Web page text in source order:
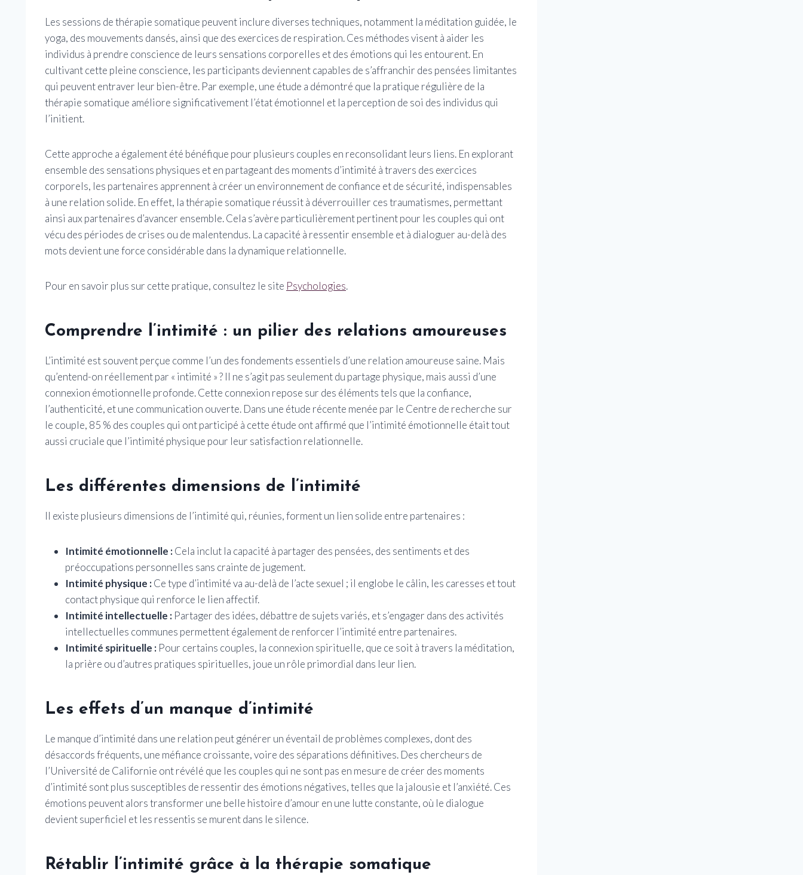
Les sessions de thérapie somatique peuvent inclure diverses techniques, notamment la méditation guidée, le
yoga, des mouvements dansés, ainsi que des exercices de respiration. Ces méthodes visent à aider les
individus à prendre conscience de leurs sensations corporelles et des émotions qui les entourent. En
cultivant cette pleine conscience, les participants deviennent capables de s’affranchir des pensées limitantes
qui peuvent entraver leur bien-être. Par exemple, une étude a démontré que la pratique régulière de la
thérapie somatique améliore significativement l’état émotionnel et la perception de soi des individus qui
l’initient.
Cette approche a également été bénéfique pour plusieurs couples en reconsolidant leurs liens. En explorant
ensemble des sensations physiques et en partageant des moments d’intimité à travers des exercices
corporels, les partenaires apprennent à créer un environnement de confiance et de sécurité, indispensables
à une relation solide. En effet, la thérapie somatique réussit à déverrouiller ces traumatismes, permettant
ainsi aux partenaires d’avancer ensemble. Cela s’avère particulièrement pertinent pour les couples qui ont
vécu des périodes de crises ou de malentendus. La capacité à ressentir ensemble et à dialoguer au-delà des
mots devient une force considérable dans la dynamique relationnelle.
Pour en savoir plus sur cette pratique, consultez le site Psychologies.
Comprendre l’intimité : un pilier des relations amoureuses
L’intimité est souvent perçue comme l’un des fondements essentiels d’une relation amoureuse saine. Mais
qu’entend-on réellement par « intimité » ? Il ne s’agit pas seulement du partage physique, mais aussi d’une
connexion émotionnelle profonde. Cette connexion repose sur des éléments tels que la confiance,
l’authenticité, et une communication ouverte. Dans une étude récente menée par le Centre de recherche sur
le couple, 85 % des couples qui ont participé à cette étude ont affirmé que l’intimité émotionnelle était tout
aussi cruciale que l’intimité physique pour leur satisfaction relationnelle.
Les différentes dimensions de l’intimité
Il existe plusieurs dimensions de l’intimité qui, réunies, forment un lien solide entre partenaires :
Intimité émotionnelle :Cela inclut la capacité à partager des pensées, des sentiments et des
préoccupations personnelles sans crainte de jugement.
Intimité physique :Ce type d’intimité va au-delà de l’acte sexuel ; il englobe le câlin, les caresses et tout
contact physique qui renforce le lien affectif.
Intimité intellectuelle : Partager des idées, débattre de sujets variés, et s’engager dans des activités
intellectuelles communes permettent également de renforcer l’intimité entre partenaires.
Intimité spirituelle : Pour certains couples, la connexion spirituelle, que ce soit à travers la méditation,
la prière ou d’autres pratiques spirituelles, joue un rôle primordial dans leur lien.
Les effets d’un manque d’intimité
Le manque d’intimité dans une relation peut générer un éventail de problèmes complexes, dont des
désaccords fréquents, une méfiance croissante, voire des séparations définitives. Des chercheurs de
l’Université de Californie ont révélé que les couples qui ne sont pas en mesure de créer des moments
d’intimité sont plus susceptibles de ressentir des émotions négatives, telles que la jalousie et l’anxiété. Ces
émotions peuvent alors transformer une belle histoire d’amour en une lutte constante, où le dialogue
devient superficiel et les ressentis se murent dans le silence.
Rétablir l’intimité grâce à la thérapie somatique